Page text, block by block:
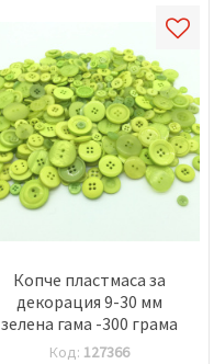
Копче пластмаса за
декорация 9-30 мм
зелена гама -300 грама
Код: 127366